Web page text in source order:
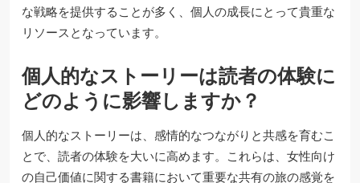
な戦略を提供することが多く、個人の成長にとって貴重な
リソースとなっています。
個人的なストーリーは読者の体験に
どのように影響しますか？
個人的なストーリーは、感情的なつながりと共感を育むこ
とで、読者の体験を大いに高めます。これらは、女性向け
の自己価値に関する書籍において重要な共有の旅の感覚を